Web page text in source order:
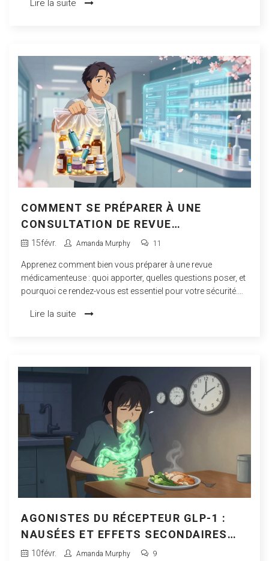
Lire la suite
COMMENT SE PRÉPARER À UNE
CONSULTATION DE REVUE
MÉDICAMENTEUSE
15févr. Amanda Murphy 11
Apprenez comment bien vous préparer à une revue
médicamenteuse : quoi apporter, quelles questions poser, et
pourquoi ce rendez-vous est essentiel pour votre sécurité.
médicaments.
Lire la suite
AGONISTES DU RÉCEPTEUR GLP-1 :
NAUSÉES ET EFFETS SECONDAIRES
GASTRO-INTESTINAUX
10févr. Amanda Murphy 9